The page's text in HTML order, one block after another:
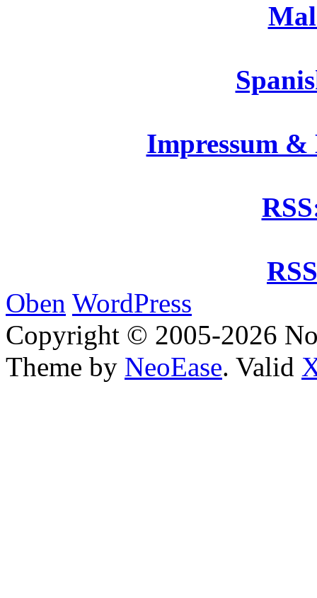
Impressum
Oben WordPress
Copyright © 2005-2026
Theme by NeoEase. Valid